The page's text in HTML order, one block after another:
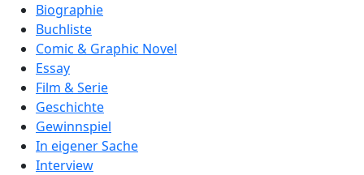
Biographie
Buchliste
Comic & Graphic Novel
Essay
Film & Serie
Geschichte
Gewinnspiel
In eigener Sache
Interview